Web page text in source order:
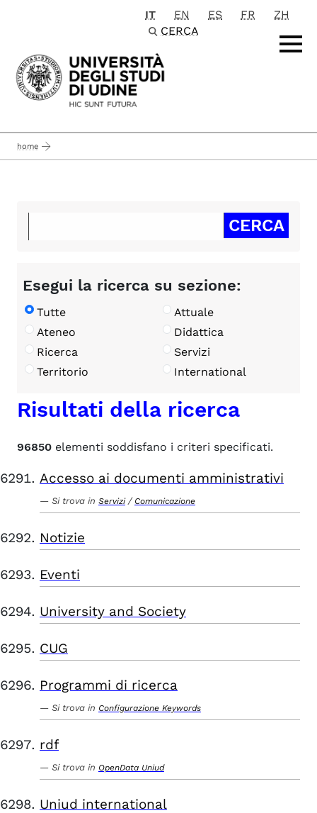
Passa al contenuto principale
IT EN ES FR
ZH
CERCA
home
Esegui la ricerca su sezione:
Tutte
Attuale
Ateneo
Didattica
Ricerca
Servizi
Territorio
International
Risultati della ricerca
96850 elementi soddisfano i criteri specificati.
Accesso ai documenti amministrativi
Si trova in Servizi / Comunicazione
Notizie
Eventi
University and Society
CUG
Programmi di ricerca
Si trova in Configurazione Keywords
rdf
Si trova in OpenData Uniud
Uniud international